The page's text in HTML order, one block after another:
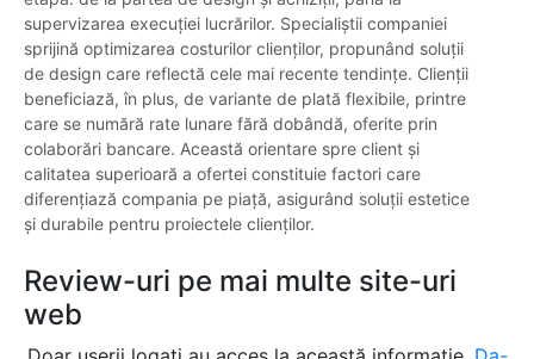
supervizarea execuției lucrărilor. Specialiștii companiei
sprijină optimizarea costurilor clienților, propunând soluții
de design care reflectă cele mai recente tendințe. Clienții
beneficiază, în plus, de variante de plată flexibile, printre
care se numără rate lunare fără dobândă, oferite prin
colaborări bancare. Această orientare spre client și
calitatea superioară a ofertei constituie factori care
diferențiază compania pe piață, asigurând soluții estetice
și durabile pentru proiectele clienților.
Review-uri pe mai multe site-uri
web